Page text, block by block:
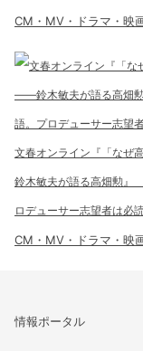
CM・MV・ドラマ・映
文春オンライン『「なぜ
鈴木敏夫が語る高畑勲』
ロデューサー志望者は必
CM・MV・ドラマ・映
情報ポータル